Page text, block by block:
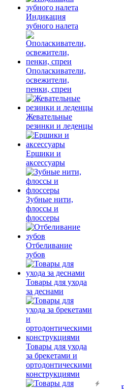
Индикация
зубного налета
Ополаскиватели,
освежители,
пенки, спреи
Жевательные
резинки и леденцы
Ершики и
аксессуары
Зубные нити,
флоссы и
флоссеры
Отбеливание
зубов
Товары для ухода
за деснами
Товары для ухода
за брекетами и
ортодонтическими
конструкциями